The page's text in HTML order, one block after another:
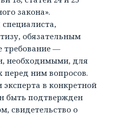
закона».
обязательным
требование —
необходимыми, для
ним вопросов.
в конкретной
быть подтвержден
свидетельство о